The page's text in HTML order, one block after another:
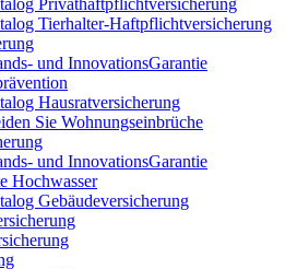
Privathaftpflichtversicherung
Tierhalter-Haftpflichtversicherung
und InnovationsGarantie
Hausratversicherung
Sie Wohnungseinbrüche
und InnovationsGarantie
Hochwasser
Gebäudeversicherung